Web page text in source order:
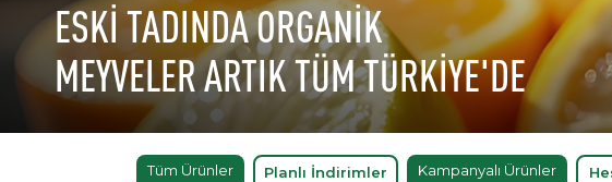
ESKİ TADINDA ORGANİK
MEYVELER ARTIK TÜM TÜRKİYE'DE
Tüm Ürünler Planlı İndirimler Kampanyalı Ürünler